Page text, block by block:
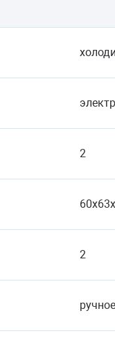
2
2
ручное